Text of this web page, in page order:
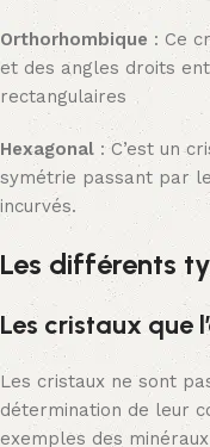
Orthorhombique : Ce
et des angles droits
rectangulaires
Hexagonal : C’est un
symétrie passant par
incurvés.
Les différents
Les cristaux que
Les cristaux ne sont
détermination de leur
exemples des